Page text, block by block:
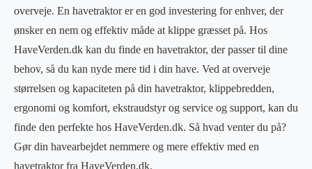
overveje. En havetraktor er en god investering for enhver, der
ønsker en nem og effektiv måde at klippe græsset på. Hos
HaveVerden.dk kan du finde en havetraktor, der passer til dine
behov, så du kan nyde mere tid i din have. Ved at overveje
størrelsen og kapaciteten på din havetraktor, klippebredden,
ergonomi og komfort, ekstraudstyr og service og support, kan du
finde den perfekte hos HaveVerden.dk. Så hvad venter du på?
Gør din havearbejdet nemmere og mere effektiv med en
havetraktor fra HaveVerden.dk.